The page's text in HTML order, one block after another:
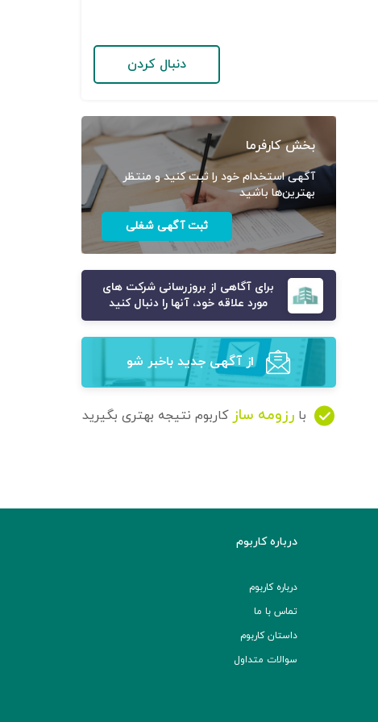
دنبال کردن
بخش کارفرما
آگهی استخدام خود را ثبت کنید و منتظر
بهترین‌ها باشید
ثبت آگهی شغلی
برای آگاهی از بروزرسانی شرکت های
مورد علاقه خود، آنها را دنبال کنید
از آگهی‌ جدید باخبر شو
با رزومه ساز کاربوم نتیجه بهتری بگیرید
درباره کاربوم
درباره کاربوم
تماس با ما
داستان کاربوم
سوالات متداول